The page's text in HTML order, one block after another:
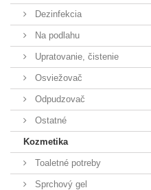
Dezinfekcia
Na podlahu
Upratovanie, čistenie
Osviežovač
Odpudzovač
Ostatné
Kozmetika
Toaletné potreby
Sprchový gel